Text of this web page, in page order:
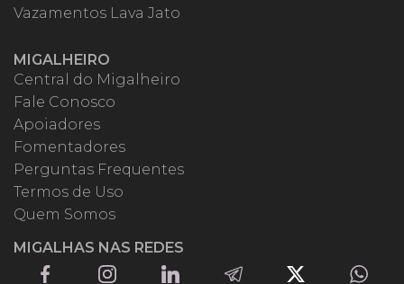
Vazamentos Lava Jato
MIGALHEIRO
Central do Migalheiro
Fale Conosco
Apoiadores
Fomentadores
Perguntas Frequentes
Termos de Uso
Quem Somos
MIGALHAS NAS REDES